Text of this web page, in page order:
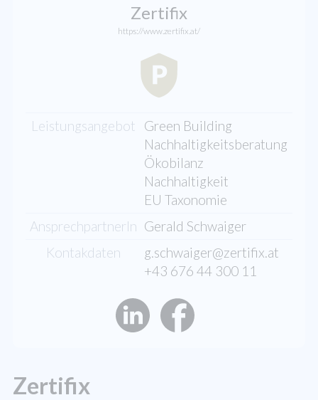
Zertifix
https://www.zertifix.at/
Leistungsangebot
Green Building
Nachhaltigkeitsberatung
Ökobilanz
Nachhaltigkeit
EU Taxonomie
AnsprechpartnerIn Gerald Schwaiger
Kontakdaten
g.schwaiger@zertifix.at
+43 676 44 300 11
Zertifix